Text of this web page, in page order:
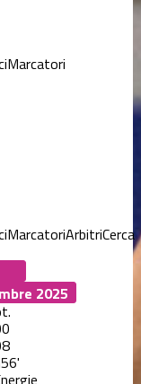
Marcatori
MarcatoriArbitriCerca
2025